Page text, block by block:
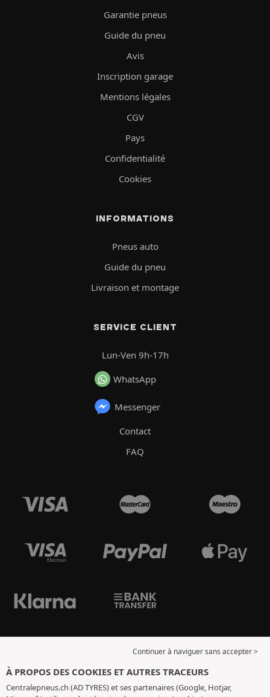
Garantie pneus
Guide du pneu
Avis
Inscription garage
Mentions légales
CGV
Pays
Confidentialité
Cookies
INFORMATIONS
Pneus auto
Guide du pneu
Livraison et montage
SERVICE CLIENT
Lun-Ven 9h-17h
WhatsApp
Messenger
Contact
FAQ
Continuer à naviguer sans accepter >
À PROPOS DES COOKIES ET AUTRES TRACEURS
Centralepneus.ch (AD TYRES) et ses partenaires (Google, Hotjar,